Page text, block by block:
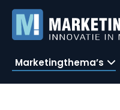
Marketingthema’s